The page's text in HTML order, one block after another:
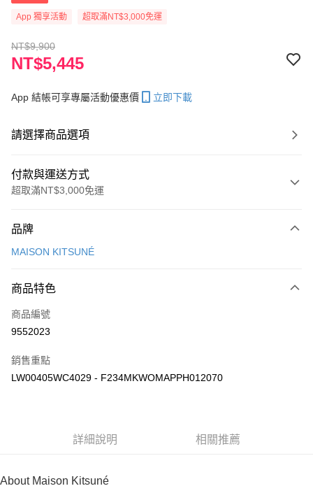
App 獨享活動 超取滿NT$3,000免運
NT$9,900
NT$5,445
App 結帳可享專屬活動優惠價 立即下載
請選擇商品選項
付款與運送方式
超取滿NT$3,000免運
信用卡一次付款
ATM付款
每筆NT$100，滿NT$3,000(含以上)免運費
付款後7-11取貨
宅配
品牌
MAISON KITSUNÉ
商品特色
商品編號
9552023
銷售重點
LW00405WC4029 - F234MKWOMAPPH012070
詳細說明 相關推薦
About Maison Kitsuné